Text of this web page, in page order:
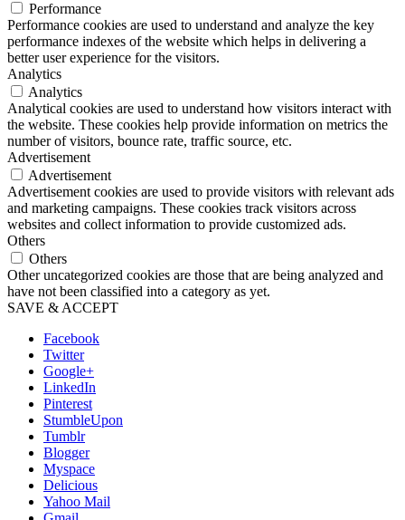
Performance
Performance cookies are used to understand and analyze the key
performance indexes of the website which helps in delivering a
better user experience for the visitors.
Analytics
Analytics
Analytical cookies are used to understand how visitors interact with
the website. These cookies help provide information on metrics the
number of visitors, bounce rate, traffic source, etc.
Advertisement
Advertisement
Advertisement cookies are used to provide visitors with relevant ads
and marketing campaigns. These cookies track visitors across
websites and collect information to provide customized ads.
Others
Others
Other uncategorized cookies are those that are being analyzed and
have not been classified into a category as yet.
SAVE & ACCEPT
Facebook
Twitter
Google+
LinkedIn
Pinterest
StumbleUpon
Tumblr
Blogger
Myspace
Delicious
Yahoo Mail